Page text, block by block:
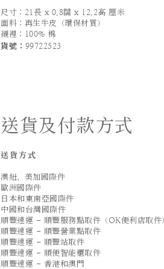
尺寸：21長 x 0.8闊 x 12.2高 厘米
面料：再生牛皮（環保材質）
襯裡：100% 棉
貨號： 99722523
送貨及付款方式
送貨方式
澳紐、美加國際件
歐洲國際件
日本和東南亞國際件
中國和台灣國際件
順豐速運 - 順豐服務點取件（OK便利店取件）
順豐速運 - 順豐營業點取件
順豐速運 - 順豐站取件
順豐速運 - 順便智能櫃取件
順豐速運 - 香港和澳門